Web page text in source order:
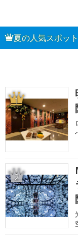
夏の人気スポッ
1
2